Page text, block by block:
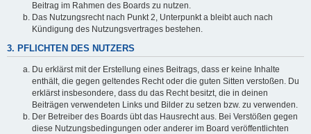
Beitrag im Rahmen des Boards zu nutzen.
Das Nutzungsrecht nach Punkt 2, Unterpunkt a bleibt auch nach
Kündigung des Nutzungsvertrages bestehen.
3. PFLICHTEN DES NUTZERS
Du erklärst mit der Erstellung eines Beitrags, dass er keine Inhalte
enthält, die gegen geltendes Recht oder die guten Sitten verstoßen. Du
erklärst insbesondere, dass du das Recht besitzt, die in deinen
Beiträgen verwendeten Links und Bilder zu setzen bzw. zu verwenden.
Der Betreiber des Boards übt das Hausrecht aus. Bei Verstößen gegen
diese Nutzungsbedingungen oder anderer im Board veröffentlichten